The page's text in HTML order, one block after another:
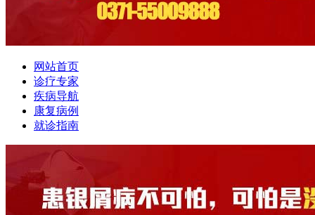
网站首页
诊疗专家
疾病导航
康复病例
就诊指南